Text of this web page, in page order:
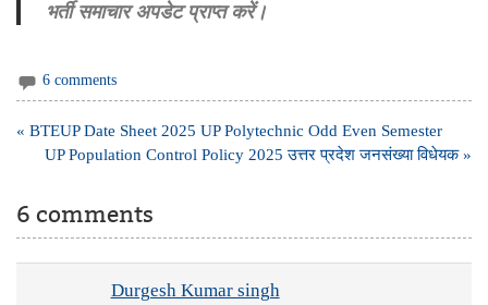
भर्ती समाचार अपडेट प्राप्त करें।
6 comments
Post
navigation
« BTEUP Date Sheet 2025 UP Polytechnic Odd Even Semester
UP Population Control Policy 2025 उत्तर प्रदेश जनसंख्या विधेयक »
6 comments
Durgesh Kumar singh